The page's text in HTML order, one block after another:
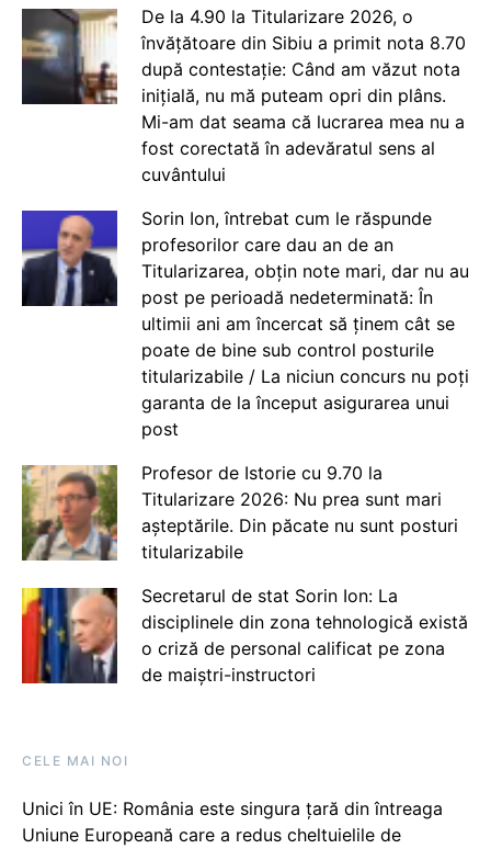
De la 4.90 la Titularizare 2026, o
învățătoare din Sibiu a primit nota 8.70
după contestație: Când am văzut nota
inițială, nu mă puteam opri din plâns.
Mi-am dat seama că lucrarea mea nu a
fost corectată în adevăratul sens al
cuvântului
Sorin Ion, întrebat cum le răspunde
profesorilor care dau an de an
Titularizarea, obțin note mari, dar nu au
post pe perioadă nedeterminată: În
ultimii ani am încercat să ținem cât se
poate de bine sub control posturile
titularizabile / La niciun concurs nu poți
garanta de la început asigurarea unui
post
Profesor de Istorie cu 9.70 la
Titularizare 2026: Nu prea sunt mari
așteptările. Din păcate nu sunt posturi
titularizabile
Secretarul de stat Sorin Ion: La
disciplinele din zona tehnologică există
o criză de personal calificat pe zona
de maiștri-instructori
CELE MAI NOI
Unici în UE: România este singura țară din întreaga
Uniune Europeană care a redus cheltuielile de